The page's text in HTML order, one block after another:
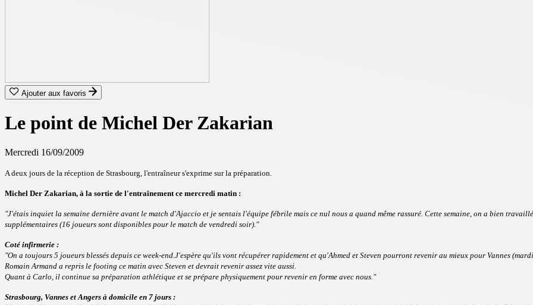
Ajouter aux favoris
Le point de Michel Der Zakarian
Mercredi 16/09/2009
A deux jours de la réception de Strasbourg, l'entraîneur s'exprime sur la préparation.
Michel Der Zakarian, à la sortie de l'entraînement ce mercredi matin :
"J'étais inquiet la semaine dernière avant le match d'Ajaccio et je sentais l'équipe fébrile mais ce nul nous a quand même rassuré. Cette semaine, on a bien
supplémentaires (16 joueurs sont disponibles pour le match de vendredi soir)."
Coté infirmerie :
"On a toujours 5 joueurs blessés depuis ce week-end.J'espère qu'ils vont récupérer rapidement et qu'Ahmed et Steven pourront revenir au mieux pour Vannes
Romain Armand a repris le footing ce matin avec Steven et devrait revenir assez vite aussi.
Quant à Carlo, il continue sa préparation athlétique et se prépare physiquement pour revenir en forme avec nous."
Strasbourg, Vannes et Angers à domicile en 7 jours :